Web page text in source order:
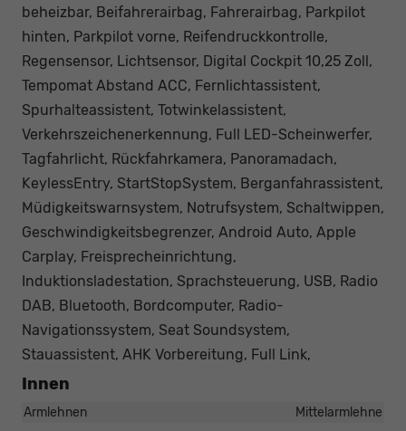
beheizbar, Beifahrerairbag, Fahrerairbag, Parkpilot
hinten, Parkpilot vorne, Reifendruckkontrolle,
Regensensor, Lichtsensor, Digital Cockpit 10,25 Zoll,
Tempomat Abstand ACC, Fernlichtassistent,
Spurhalteassistent, Totwinkelassistent,
Verkehrszeichenerkennung, Full LED-Scheinwerfer,
Tagfahrlicht, Rückfahrkamera, Panoramadach,
KeylessEntry, StartStopSystem, Berganfahrassistent,
Müdigkeitswarnsystem, Notrufsystem, Schaltwippen,
Geschwindigkeitsbegrenzer, Android Auto, Apple
Carplay, Freisprecheinrichtung,
Induktionsladestation, Sprachsteuerung, USB, Radio
DAB, Bluetooth, Bordcomputer, Radio-
Navigationssystem, Seat Soundsystem,
Stauassistent, AHK Vorbereitung, Full Link,
Innen
Armlehnen
Mittelarmlehne